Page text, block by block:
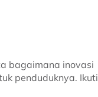
bagaimana inovasi
penduduknya. Ikuti